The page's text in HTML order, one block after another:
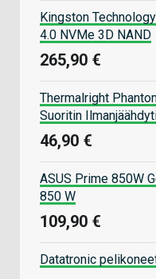
Kingston
4.0 NVMe 3D NAND
265,90 €
Thermalright
Suoritin
46,90 €
ASUS Prime 850W
850 W
109,90 €
Datatronic